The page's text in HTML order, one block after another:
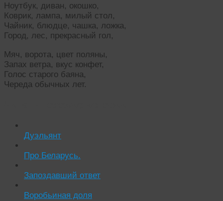
Ноутбук, диван, окошко,
Коврик, лампа, милый стол,
Чайник, блюдце, чашка, ложка,
Город, лес, прекрасный гол,
Мяч, ворота, цвет поляны,
Запах ветра, вкус конфет,
Голос старого баяна,
Череда обычных лет.
Дуэльянт
Про Беларусь.
Запоздавший ответ
Воробьиная доля